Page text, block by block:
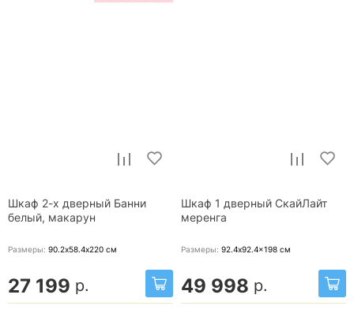
Шкаф 2-х дверный Банни
белый, макарун
Размеры: 90.2х58.4х220 см
27 199 р.
Шкаф 1 дверный СкайЛайт
меренга
Размеры: 92.4x92.4x198 см
49 998 р.